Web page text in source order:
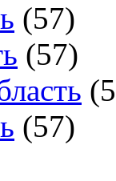
(57)
(57)
(57)